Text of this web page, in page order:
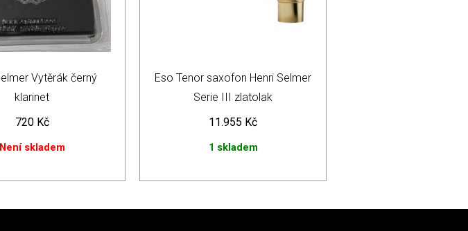
Vytěrák černý
klarinet
720 Kč
Není skladem
Eso Tenor saxofon Henri Selmer
Serie III zlatolak
11.955 Kč
1 skladem